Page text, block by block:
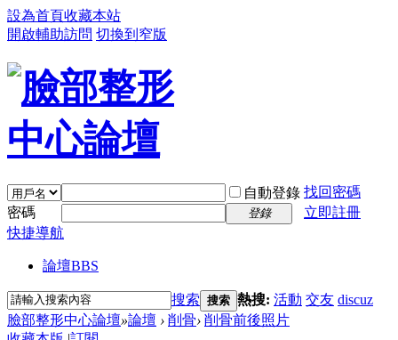
設為首頁收藏本站
開啟輔助訪問 切換到窄版
自動登錄 找回密碼
密碼
登錄
立即註冊
快捷導航
論壇BBS
搜索 搜索 熱搜: 活動 交友 discuz
臉部整形中心論壇»論壇 › 削骨› 削骨前後照片